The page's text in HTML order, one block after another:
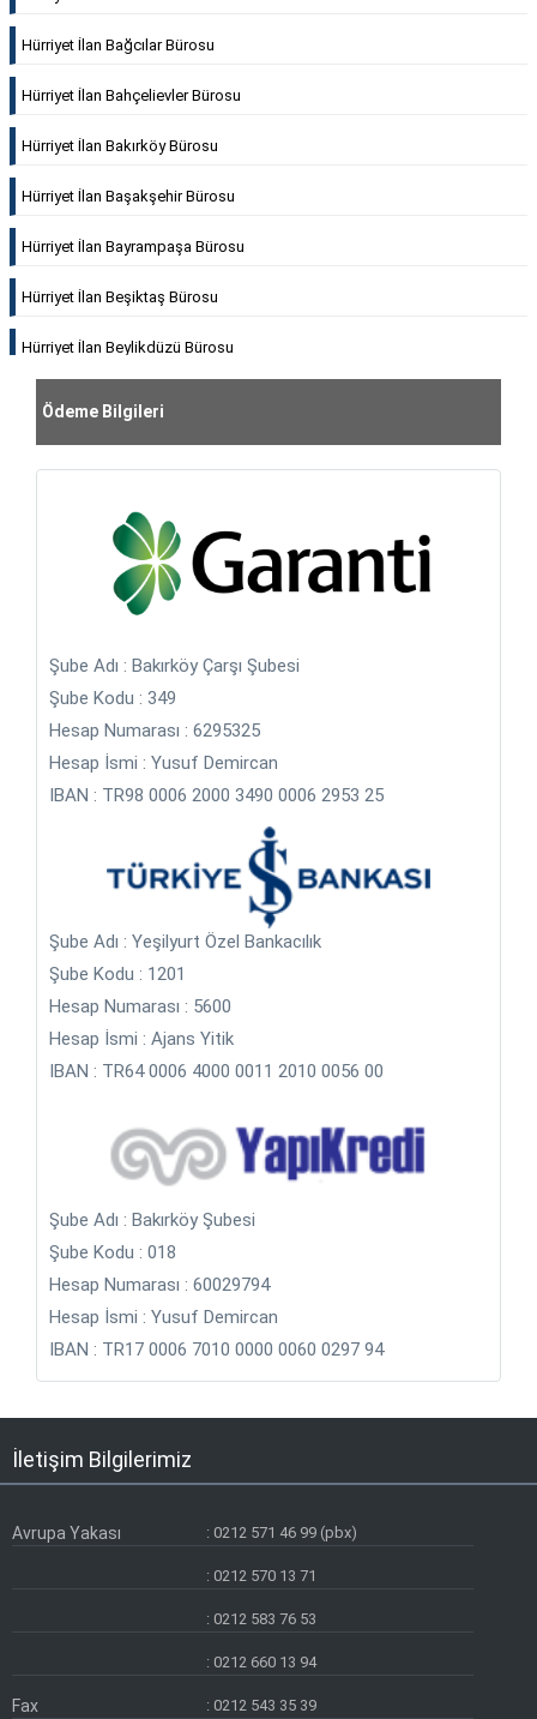
Hürriyet İlan Bağcılar Bürosu
Hürriyet İlan Bahçelievler Bürosu
Hürriyet İlan Bakırköy Bürosu
Hürriyet İlan Başakşehir Bürosu
Hürriyet İlan Bayrampaşa Bürosu
Hürriyet İlan Beşiktaş Bürosu
Hürriyet İlan Beylikdüzü Bürosu
Hürriyet İlan Beyoğlu Bürosu
Hürriyet İlan Büyükçekmece Bürosu
Hürriyet İlan Çatalca Bürosu
Hürriyet İlan Çekmeköy Bürosu
Hürriyet İlan Esenyurt Bürosu
Hürriyet İlan Eyüp Bürosu
Hürriyet İlan Fatih Bürosu
Hürriyet İlan Gaziosmanpaşa Bürosu
Hürriyet İlan Kadıköy Bürosu
Hürriyet İlan Kağıthane Bürosu
Hürriyet İlan Kartal Bürosu
Hürriyet İlan Maltepe Bürosu
Hürriyet İlan Sancaktepe Bürosu
Hürriyet İlan Sarıyer Bürosu
Hürriyet İlan Silivri Bürosu
Hürriyet İlan Sultangazi Bürosu
Hürriyet İlan Üsküdar Bürosu
Hürriyet İlan Ümraniye Bürosu
Ödeme Bilgileri
Şube Adı : Bakırköy Çarşı Şubesi
Şube Kodu : 349
Hesap Numarası : 6295325
Hesap İsmi : Yusuf Demircan
IBAN : TR98 0006 2000 3490 0006 2953 25
Şube Adı : Yeşilyurt Özel Bankacılık
Şube Kodu : 1201
Hesap Numarası : 5600
Hesap İsmi : Ajans Yitik
IBAN : TR64 0006 4000 0011 2010 0056 00
Şube Adı : Bakırköy Şubesi
Şube Kodu : 018
Hesap Numarası : 60029794
Hesap İsmi : Yusuf Demircan
IBAN : TR17 0006 7010 0000 0060 0297 94
İletişim Bilgilerimiz
Avrupa Yakası : 0212 571 46 99 (pbx)
: 0212 570 13 71
: 0212 583 76 53
: 0212 660 13 94
Fax : 0212 543 35 39